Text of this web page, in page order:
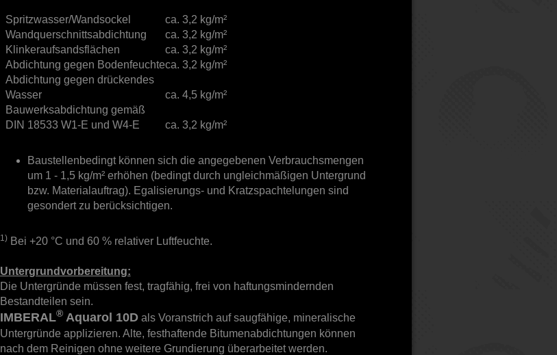
Spritzwasser/Wandsockel
Wandquerschnittsabdichtung
Klinkeraufsandsflächen
Abdichtung gegen Bodenfeuchte
Abdichtung gegen drückendes
Wasser
Bauwerksabdichtung gemäß
DIN 18533 W1-E und W4-E
ca. 3,2 kg/m²
ca. 3,2 kg/m²
ca. 3,2 kg/m²
ca. 3,2 kg/m²
ca. 4,5 kg/m²
ca. 3,2 kg/m²
Baustellenbedingt können sich die angegebenen Verbrauchsmengen
um 1 - 1,5 kg/m² erhöhen (bedingt durch ungleichmäßigen Untergrund
bzw. Materialauftrag). Egalisierungs- und Kratzspachtelungen sind
gesondert zu berücksichtigen.
1)Bei +20 °C und 60 % relativer Luftfeuchte.
Untergrundvorbereitung:
Die Untergründe müssen fest, tragfähig, frei von haftungsmindernden
Bestandteilen sein.
IMBERAL®Aquarol 10Dals Voranstrich auf saugfähige, mineralische
Untergründe applizieren. Alte, festhaftende Bitumenabdichtungen können
nach dem Reinigen ohne weitere Grundierung überarbeitet werden.